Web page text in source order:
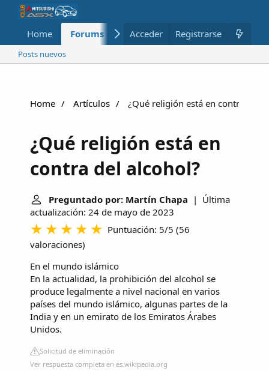
Home Forums Nuevo Miembros
Acceder Registrarse
Posts nuevos
Home Artículos ¿Qué religión está en contra del
¿Qué religión está en
contra del alcohol?
Preguntado por: Martín Chapa | Última
actualización: 24 de mayo de 2023
Puntuación: 5/5 (56
valoraciones)
En el mundo islámico
En la actualidad, la prohibición del alcohol se
produce legalmente a nivel nacional en varios
países del mundo islámico, algunas partes de la
India y en un emirato de los Emiratos Árabes
Unidos.
Solicitud de eliminación
Ver respuesta completa en es.wikipedia.org